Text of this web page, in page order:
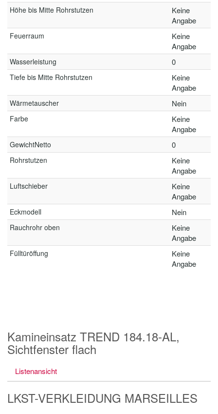
Höhe bis Mitte Rohrstutzen
Keine
Angabe
Feuerraum
Keine
Angabe
Wasserleistung 0
Tiefe bis Mitte Rohrstutzen
Keine
Angabe
Wärmetauscher Nein
Farbe
Keine
Angabe
GewichtNetto 0
Rohrstutzen
Keine
Angabe
Luftschieber
Keine
Angabe
Eckmodell Nein
Rauchrohr oben
Keine
Angabe
Fülltüröffung
Keine
Angabe
Kamineinsatz TREND 184.18-AL,
Sichtfenster flach
Listenansicht
LKST-VERKLEIDUNG MARSEILLES